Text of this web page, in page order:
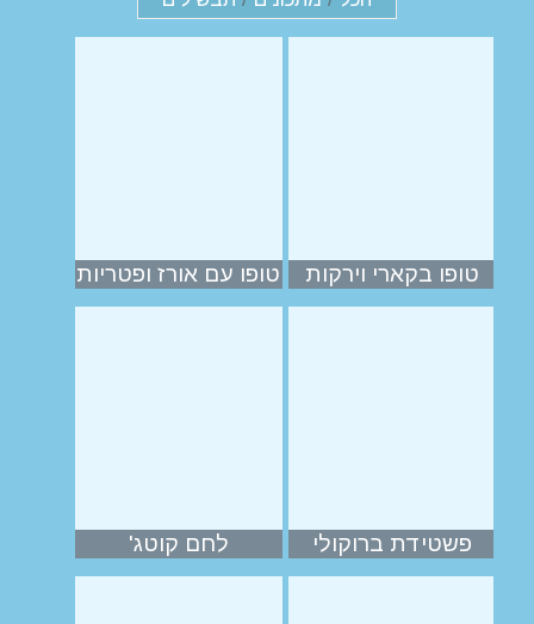
טופו בקארי וירקות טופו עם אורז ופטריות
פשטידת ברוקולי לחם קוטג'